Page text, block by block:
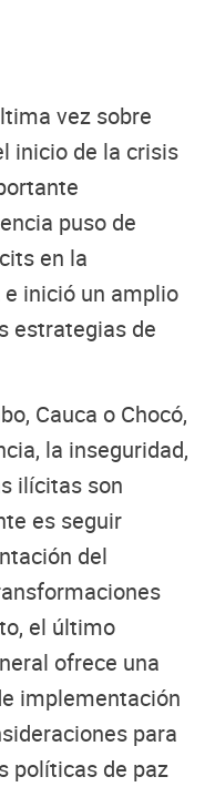
vez sobre
inicio de la crisis
puso de
en la
inició un amplio
estrategias de
Cauca o Chocó,
la inseguridad,
ilícitas son
es seguir
del
el último
ofrece una
implementación
para
políticas de paz